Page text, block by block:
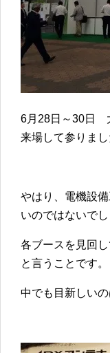
6月28日～30日
来場して参りまし
やはり、電機設
いのではないでし
各ブースを見回
と言うことです。
中でも目新しいの